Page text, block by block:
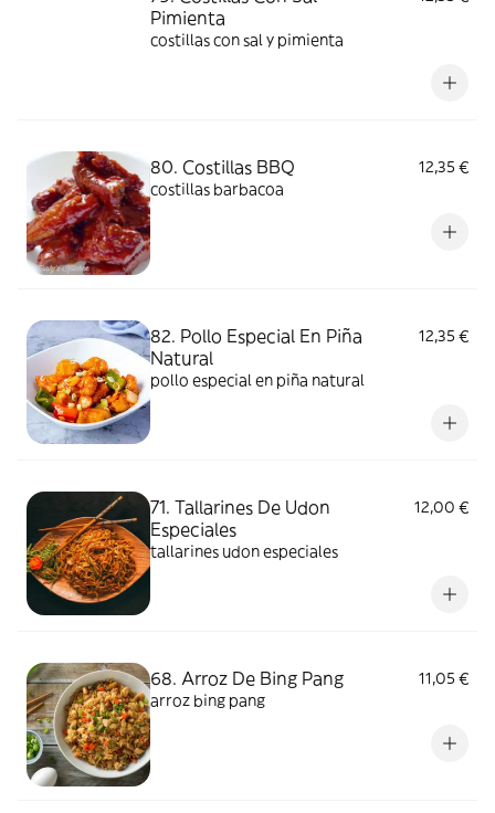
Pimienta
costillas con sal y pimienta
80. Costillas BBQ
12,35 €
costillas barbacoa
82. Pollo Especial En Piña
Natural
12,35 €
pollo especial en piña natural
71. Tallarines De Udon
Especiales
12,00 €
tallarines udon especiales
68. Arroz De Bing Pang
11,05 €
arroz bing pang